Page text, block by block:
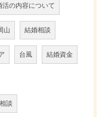
活の内容について
山 結婚相談
台風 結婚資金
談